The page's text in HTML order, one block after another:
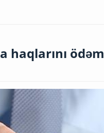
haqlarını